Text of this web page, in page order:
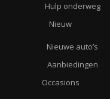
Hulp onderweg
Nieuw
Nieuwe auto’s
Aanbiedingen
Occasions